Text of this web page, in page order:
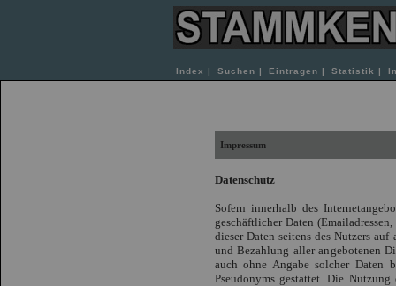
Index | Suchen | Eintragen | Statistik |
Impressum
Datenschutz
Sofern innerhalb des
geschäftlicher Daten
dieser Daten seitens des Nutzers
und Bezahlung aller angebotenen
auch ohne Angabe solcher Daten
Pseudonyms gestattet. Die